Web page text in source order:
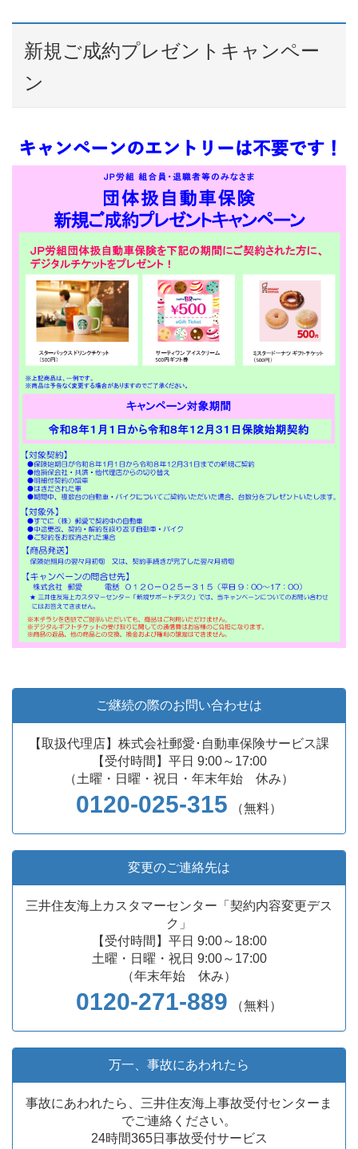
新規ご成約プレゼントキャンペー
ン
ご継続の際のお問い合わせは
【取扱代理店】株式会社郵愛･自動車保険サービス課
【受付時間】平日 9:00～17:00
（土曜・日曜・祝日・年末年始 休み）
0120-025-315 （無料）
変更のご連絡先は
三井住友海上カスタマーセンター「契約内容変更デス
ク」
【受付時間】平日 9:00～18:00
土曜・日曜・祝日 9:00～17:00
（年末年始 休み）
0120-271-889 （無料）
万一、事故にあわれたら
事故にあわれたら、三井住友海上事故受付センターま
でご連絡ください。
24時間365日事故受付サービス